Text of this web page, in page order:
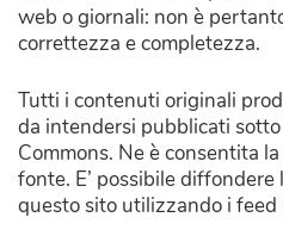
web o giornali: non è
correttezza e completezza.
Tutti i contenuti originali
da intendersi pubblicati
Commons. Ne è consentita
fonte. E’ possibile
questo sito utilizzando i feed